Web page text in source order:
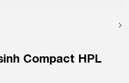
Compact HPL